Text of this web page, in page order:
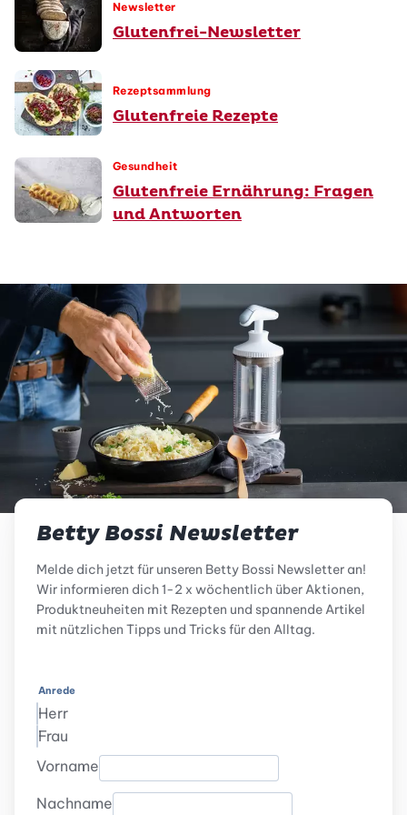
Newsletter
Glutenfrei-Newsletter
Rezeptsammlung
Glutenfreie Rezepte
Gesundheit
Glutenfreie Ernährung: Fragen
und Antworten
Betty Bossi Newsletter
Melde dich jetzt für unseren Betty Bossi Newsletter an!
Wir informieren dich 1-2 x wöchentlich über Aktionen,
Produktneuheiten mit Rezepten und spannende Artikel
mit nützlichen Tipps und Tricks für den Alltag.
Anrede
Herr
Frau
Vorname
Nachname